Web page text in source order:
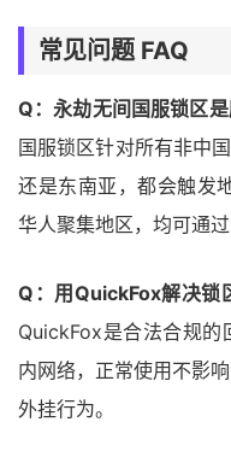
常见问题 FAQ
Q：永劫无间国服锁区
国服锁区针对所有非中
还是东南亚，都会触发
华人聚集地区，均可通过
Q：用QuickFox解决锁
QuickFox是合法合规的
内网络，正常使用不影
外挂行为。